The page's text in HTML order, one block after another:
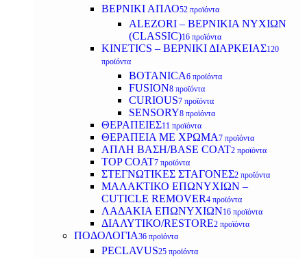
ΒΕΡΝΙΚΙ ΑΠΛΟ52 προϊόντα
ALEZORI – ΒΕΡΝΙΚΙΑ ΝΥΧΙΩΝ
(CLASSIC)16 προϊόντα
KINETICS – ΒΕΡΝΙΚΙ ΔΙΑΡΚΕΙΑΣ120
προϊόντα
BOTANICA6 προϊόντα
FUSION8 προϊόντα
CURIOUS7 προϊόντα
SENSORY8 προϊόντα
ΘΕΡΑΠΕΙΕΣ11 προϊόντα
ΘΕΡΑΠΕΙΑ ΜΕ ΧΡΩΜΑ7 προϊόντα
ΑΠΛΗ ΒΑΣΗ/BASE COAT2 προϊόντα
TOP COAT7 προϊόντα
ΣΤΕΓΝΩΤΙΚΕΣ ΣΤΑΓΟΝΕΣ2 προϊόντα
ΜΑΛΑΚΤΙΚΟ ΕΠΩΝΥΧΙΩΝ –
CUTICLE REMOVER4 προϊόντα
ΛΑΔΑΚΙΑ ΕΠΩΝΥΧΙΩΝ16 προϊόντα
ΔΙΑΛΥΤΙΚΟ/RESTORE2 προϊόντα
ΠΟΔΟΛΟΓΙΑ36 προϊόντα
PECLAVUS25 προϊόντα